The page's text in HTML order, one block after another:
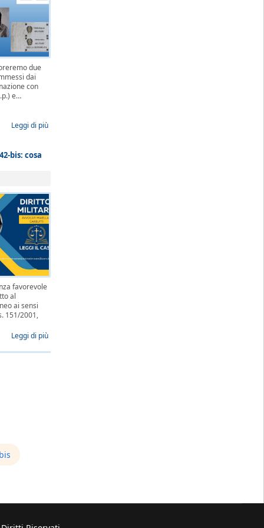
due
dai
con
e…
Leggi di più
bis: cosa
favorevole
al
ai sensi
151/2001,
Leggi di più